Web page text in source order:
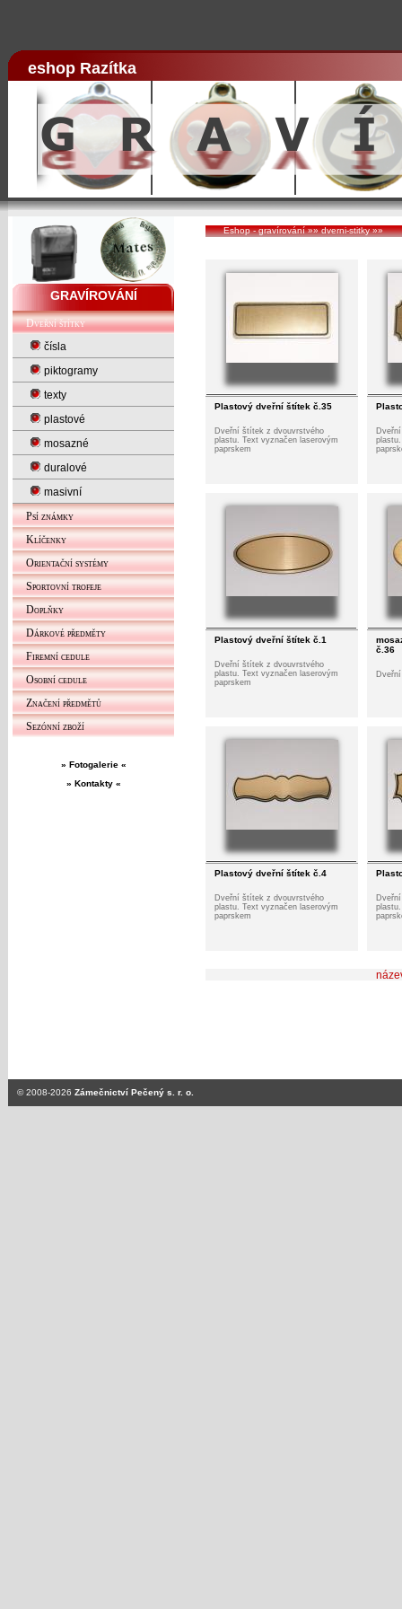
eshop Razítka
GRAVÍROVÁNÍ
Dveřní štítky
čísla
piktogramy
texty
plastové
mosazné
duralové
masivní
Psí známky
Klíčenky
Orientační systémy
Sportovní trofeje
Doplňky
Dárkové předměty
Firemní cedule
Osobní cedule
Značení předmětů
Sezónní zboží
» Fotogalerie «
» Kontakty «
Eshop - gravírování»»dverni-stitky»»
Plastový dveřní štítek č.35
Dveřní štítek z dvouvrstvého
plastu. Text vyznačen laserovým
paprskem
Plastový dveřní štítek č.1
Dveřní štítek z dvouvrstvého
plastu. Text vyznačen laserovým
paprskem
č.36
Plastový dveřní štítek č.4
Dveřní štítek z dvouvrstvého
plastu. Text vyznačen laserovým
paprskem
© 2008-2026 Zámečnictví Pečený s. r. o.